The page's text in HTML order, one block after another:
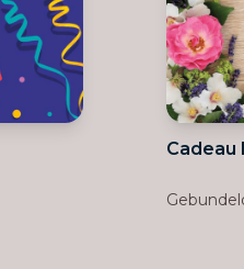
Cadeau